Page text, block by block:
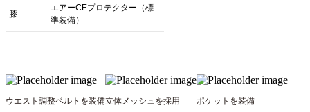
膝
エアーCEプロテクター（標
準装備）
ウエスト調整ベルトを装備立体メッシュを採用 ポケットを装備